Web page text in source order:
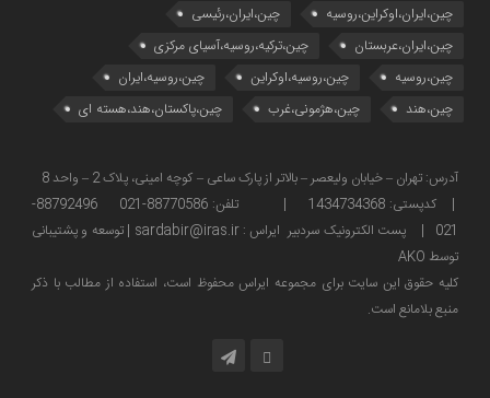
چین،ایران،اوکراین،روسیه
چین،ایران،رئیسی
چین،ایران،عربستان
چین،ترکیه،روسیه،آسیای مرکزی
چین،روسیه
چین،روسیه،اوکراین
چین،روسیه،ایران
چین،هند
چین،هژمونی،غرب چین،پاکستان،هند،هسته ای
| کدپستی: 1434734368 | تلفن: 88770586-021 88792496-
021 | پست الکترونیک سردبیر ایراس : sardabir@iras.ir |
توسعه و پشتیبانی
توسط AKO
كليه حقوق این سایت برای مجموعه ایراس محفوظ است، استفاده از مطالب با ذكر
منبع بلامانع است.